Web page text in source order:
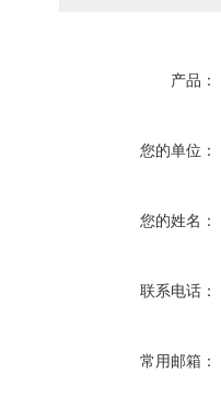
产品：
您的单位：
您的姓名：
联系电话：
常用邮箱：